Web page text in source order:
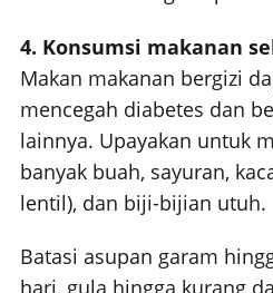
4. Konsumsi makanan
Makan makanan bergizi
mencegah diabetes dan
lainnya. Upayakan untuk
banyak buah, sayuran,
lentil), dan biji-bijian utuh.
Batasi asupan garam